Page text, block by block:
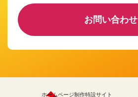
お問い合わせ
ホームページ制作特設サイト